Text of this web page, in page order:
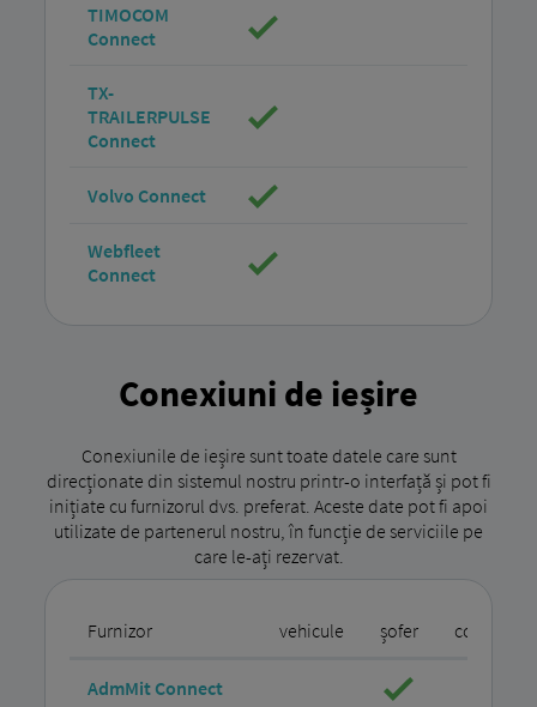
TIMOCOM
Connect
TX-
TRAILERPULSE
Connect
Volvo Connect
Webfleet
Connect
Conexiuni de ieșire
Conexiunile de ieșire sunt toate datele care sunt
direcționate din sistemul nostru printr-o interfață și pot fi
inițiate cu furnizorul dvs. preferat. Aceste date pot fi apoi
utilizate de partenerul nostru, în funcție de serviciile pe
care le-ați rezervat.
Furnizor vehicule șofer comenzi
AdmMit Connect